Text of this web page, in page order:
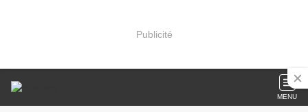
Publicité
MENU